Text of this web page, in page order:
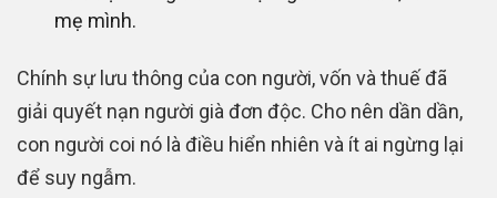
mẹ mình.
Chính sự lưu thông của con người, vốn và thuế đã
giải quyết nạn người già đơn độc. Cho nên dần dần,
con người coi nó là điều hiển nhiên và ít ai ngừng lại
để suy ngẫm.